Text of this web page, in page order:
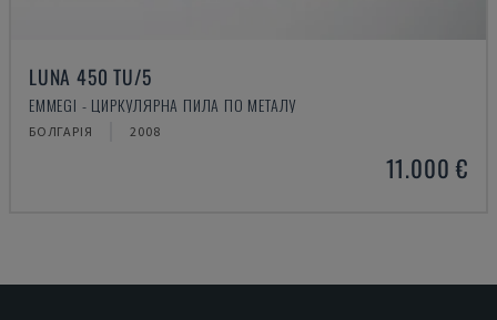
LUNA 450 TU/5
EMMEGI - ЦИРКУЛЯРНА ПИЛА ПО МЕТАЛУ
БОЛГАРІЯ 2008
11.000 €